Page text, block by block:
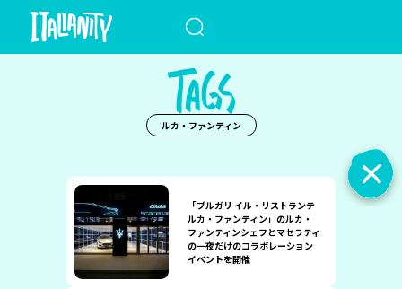
ルカ・ファンティン
「ブルガリ イル・リストランテ
ルカ・ファンティン」のルカ・
ファンティンシェフとマセラティ
の一夜だけのコラボレーション
イベントを開催